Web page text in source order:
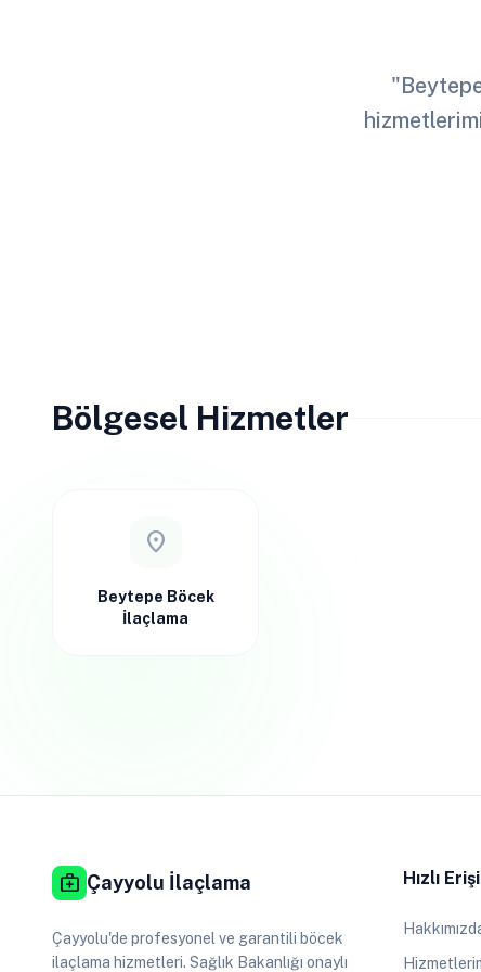
Bölgesel Hizmetler
location_on
Beytepe Böcek
İlaçlama
medical_services Çayyolu İlaçlama
Çayyolu'de profesyonel ve garantili böcek
ilaçlama hizmetleri. Sağlık Bakanlığı onaylı
Hızlı